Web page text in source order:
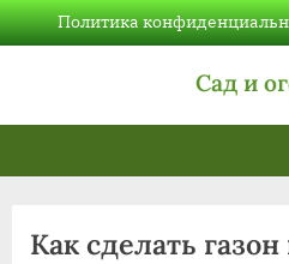
Skip
to
Политика
Сад и
Как сделать